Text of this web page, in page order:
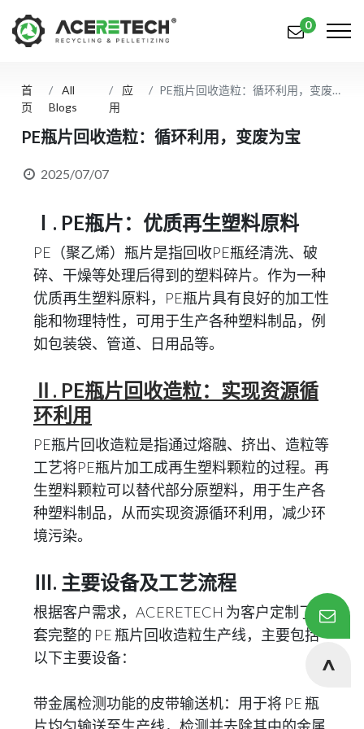
产品
应用
解决方案
联系我们
简体中文 English (US)
русский язык
0
首
页
All
Blogs
应
用
PE瓶片回收造粒：循环利用，变废为宝
PE瓶片回收造粒：循环利用，变废为宝
2025/07/07
Ⅰ. PE瓶片：优质再生塑料原料
PE（聚乙烯）瓶片是指回收PE瓶经清洗、破
碎、干燥等处理后得到的塑料碎片。作为一种
优质再生塑料原料，PE瓶片具有良好的加工性
能和物理特性，可用于生产各种塑料制品，例
如包装袋、管道、日用品等。
Ⅱ. PE瓶片回收造粒：实现资源循
环利用
PE瓶片回收造粒是指通过熔融、挤出、造粒等
工艺将PE瓶片加工成再生塑料颗粒的过程。再
生塑料颗粒可以替代部分原塑料，用于生产各
种塑料制品，从而实现资源循环利用，减少环
境污染。
Ⅲ. 主要设备及工艺流程
根据客户需求，ACERETECH 为客户定制了一
套完整的 PE 瓶片回收造粒生产线，主要包括
以下主要设备：
带金属检测功能的皮带输送机：用于将 PE 瓶